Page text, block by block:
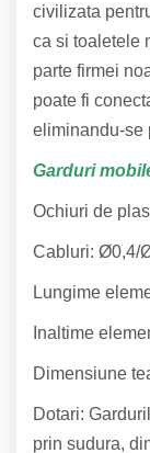
civilizata
ca si toaletele
parte firmei
poate fi
eliminandu-se
Garduri
Ochiuri de
Cabluri: Ø0,4/
Lungime
Inaltime
Dimensiune
Dotari:
prin sudura,